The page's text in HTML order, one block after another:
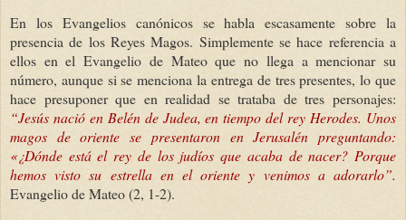
En los Evangelios canónicos se habla escasamente sobre la
presencia de los Reyes Magos. Simplemente se hace referencia a
ellos en el Evangelio de Mateo que no llega a mencionar su
número, aunque si se menciona la entrega de tres presentes, lo que
hace presuponer que en realidad se trataba de tres personajes:
“Jesús nació en Belén de Judea, en tiempo del rey Herodes. Unos
magos de oriente se presentaron en Jerusalén preguntando:
«¿Dónde está el rey de los judíos que acaba de nacer? Porque
hemos visto su estrella en el oriente y venimos a adorarlo”.
Evangelio de Mateo (2, 1-2).